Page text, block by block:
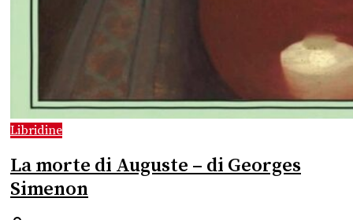
Libridine
La morte di Auguste – di Georges
Simenon